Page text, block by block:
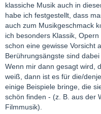
klassiche Musik auch in
habe ich festgestellt, dass
auch zum Musikgeschmack
ich besonders Klassik,
schon eine gewisse Vorsicht
Berührungsängste sind
Wenn mir dann gesagt wird,
weiß, dann ist es für die/
einige Beispiele bringe, die
schön finden - (z. B. aus der
Filmmusik).